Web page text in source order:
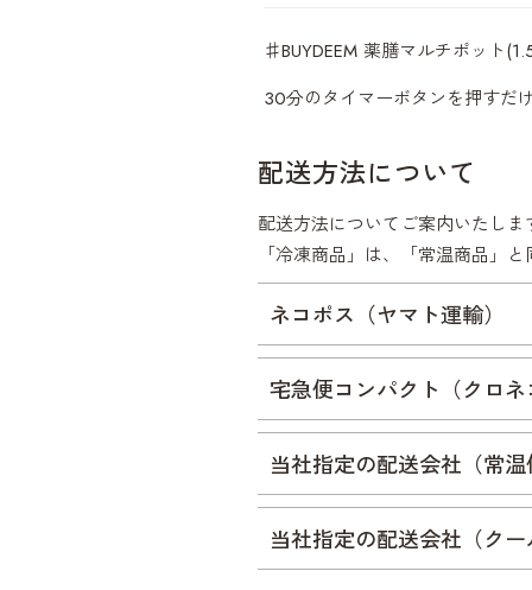
♯BUYDEEM 薬膳マルチポット
30分のタイマーボタンを押すだ
配送方法について
配送方法についてご案内いたし
「冷凍商品」は、「常温商品」
ネコポス（ヤマト運輸）
宅急便コンパクト（クロネ
当社指定の配送会社（常温
当社指定の配送会社（クー